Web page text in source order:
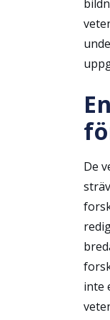
De
inte